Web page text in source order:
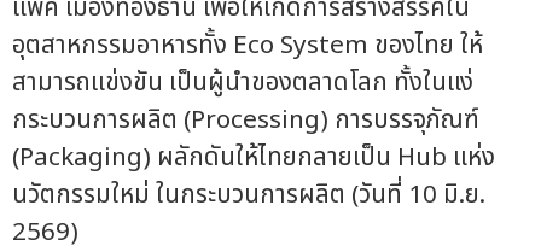
แพค เมืองทองธานี เพื่อให้เกิดการสร้างสรรค์ใน
อุตสาหกรรมอาหารทั้ง Eco System ของไทย ให้
สามารถแข่งขัน เป็นผู้นำของตลาดโลก ทั้งในแง่
กระบวนการผลิต (Processing) การบรรจุภัณฑ์
(Packaging) ผลักดันให้ไทยกลายเป็น Hub แห่ง
นวัตกรรมใหม่ ในกระบวนการผลิต (วันที่ 10 มิ.ย.
2569)